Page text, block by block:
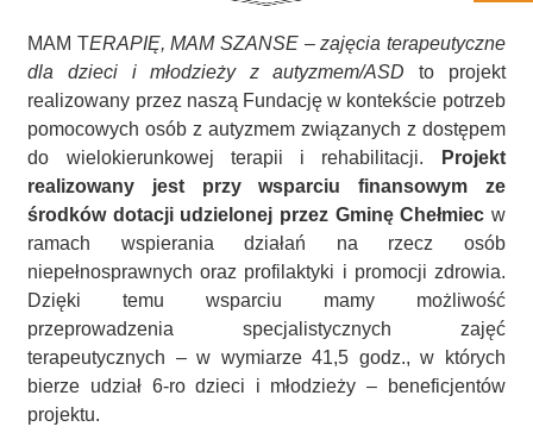
MAM TERAPIĘ, MAM SZANSE – zajęcia terapeutyczne
dla dzieci i młodzieży z autyzmem/ASD to projekt
realizowany przez naszą Fundację w kontekście potrzeb
pomocowych osób z autyzmem związanych z dostępem
do wielokierunkowej terapii i rehabilitacji.
Projekt
realizowany jest przy wsparciu finansowym ze
środków dotacji udzielonej przez Gminę Chełmiec w
ramach wspierania działań na rzecz osób
niepełnosprawnych oraz profilaktyki i promocji zdrowia.
Dzięki temu wsparciu mamy możliwość
przeprowadzenia specjalistycznych zajęć
terapeutycznych – w wymiarze 41,5 godz., w których
bierze udział 6-ro dzieci i młodzieży – beneficjentów
projektu.